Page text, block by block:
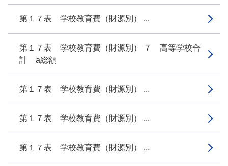
第１７表 学校教育費（財源別） ...
第１７表 学校教育費（財源別） ７ 高等学校合
計 a総額
第１７表 学校教育費（財源別） ...
第１７表 学校教育費（財源別） ...
第１７表 学校教育費（財源別） ...